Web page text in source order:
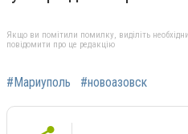
Якщо ви помітили помилку, виділіть
повідомити про це редакцію
#Мариуполь #новоазовск